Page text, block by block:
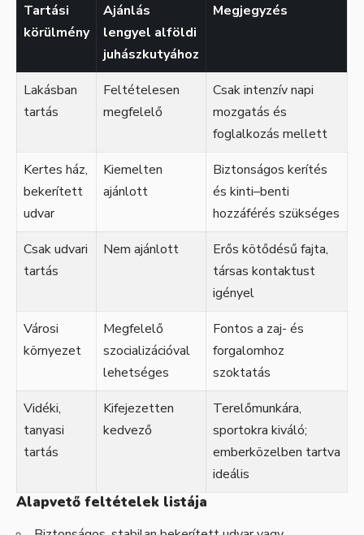
Tartási
körülmény
Ajánlás
lengyel alföldi
juhászkutyához
Megjegyzés
Lakásban
tartás
Feltételesen
megfelelő
Csak intenzív napi
mozgatás és
foglalkozás mellett
Kertes ház,
bekerített
udvar
Kiemelten
ajánlott
Biztonságos kerítés
és kinti–benti
hozzáférés szükséges
Csak udvari
tartás
Nem ajánlott
Erős kötődésű fajta,
társas kontaktust
igényel
Városi
környezet
Megfelelő
szocializációval
lehetséges
Fontos a zaj- és
forgalomhoz
szoktatás
Vidéki,
tanyasi
tartás
Kifejezetten
kedvező
Terelőmunkára,
sportokra kiváló;
emberközelben tartva
ideális
Alapvető feltételek listája